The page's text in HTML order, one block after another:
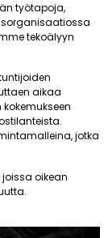
työtapoja,
tekoälyyn
aikaa
jotka
oikean